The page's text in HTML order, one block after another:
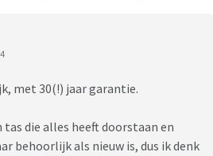
met 30(!) jaar garantie.
tas die alles heeft doorstaan en
behoorlijk als nieuw is, dus ik denk